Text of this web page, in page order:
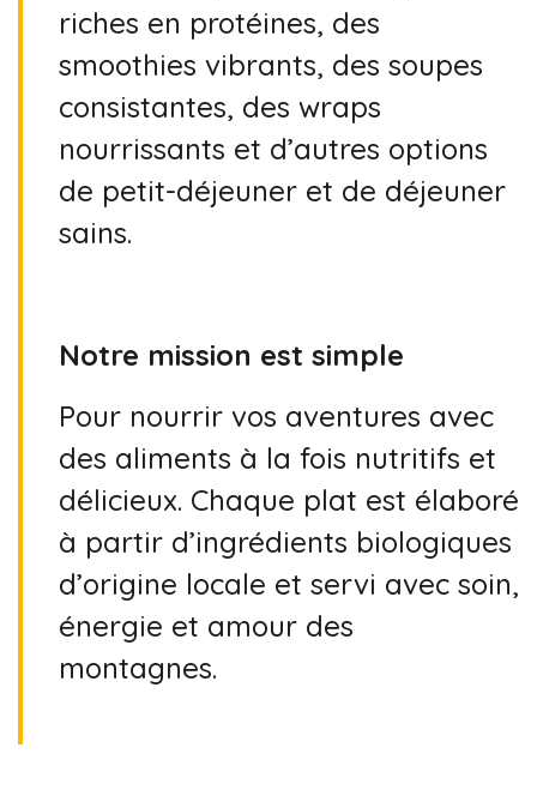
riches en protéines, des
smoothies vibrants, des soupes
consistantes, des wraps
nourrissants et d’autres options
de petit-déjeuner et de déjeuner
sains.
Notre mission est simple
Pour nourrir vos aventures avec
des aliments à la fois nutritifs et
délicieux. Chaque plat est élaboré
à partir d’ingrédients biologiques
d’origine locale et servi avec soin,
énergie et amour des
montagnes.